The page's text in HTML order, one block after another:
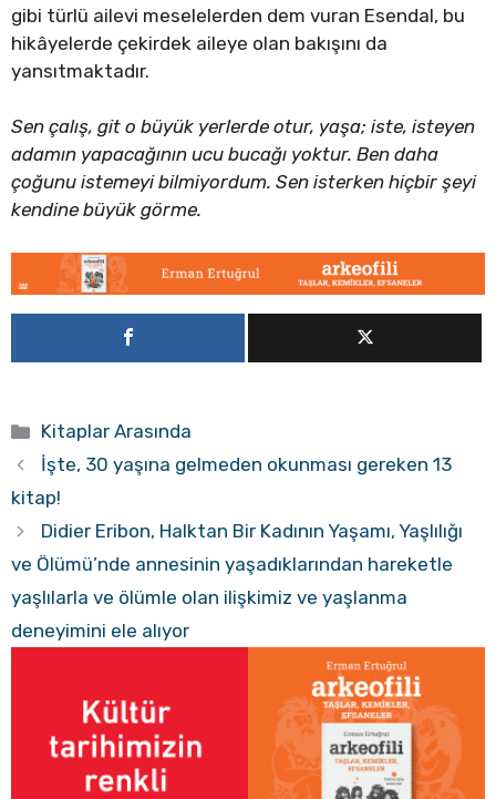
gibi türlü ailevi meselelerden dem vuran Esendal, bu
hikâyelerde çekirdek aileye olan bakışını da
yansıtmaktadır.
Sen çalış, git o büyük yerlerde otur, yaşa; iste, isteyen
adamın yapacağının ucu bucağı yoktur. Ben daha
çoğunu istemeyi bilmiyordum. Sen isterken hiçbir şeyi
kendine büyük görme.
Kategoriler
Kitaplar Arasında
İşte, 30 yaşına gelmeden okunması gereken 13
kitap!
Didier Eribon, Halktan Bir Kadının Yaşamı, Yaşlılığı
ve Ölümü’nde annesinin yaşadıklarından hareketle
yaşlılarla ve ölümle olan ilişkimiz ve yaşlanma
deneyimini ele alıyor